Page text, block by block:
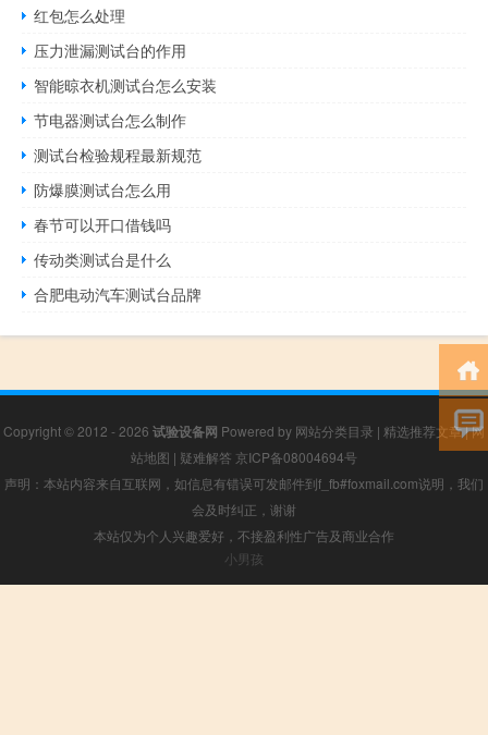
红包怎么处理
压力泄漏测试台的作用
智能晾衣机测试台怎么安装
节电器测试台怎么制作
测试台检验规程最新规范
防爆膜测试台怎么用
春节可以开口借钱吗
传动类测试台是什么
合肥电动汽车测试台品牌
Copyright © 2012 - 2026 试验设备网 Powered by 网站分类目录 | 精选推荐文章|网
站地图 | 疑难解答 京ICP备08004694号
声明：本站内容来自互联网，如信息有错误可发邮件到f_fb#foxmail.com说明，我们
会及时纠正，谢谢
本站仅为个人兴趣爱好，不接盈利性广告及商业合作
小男孩